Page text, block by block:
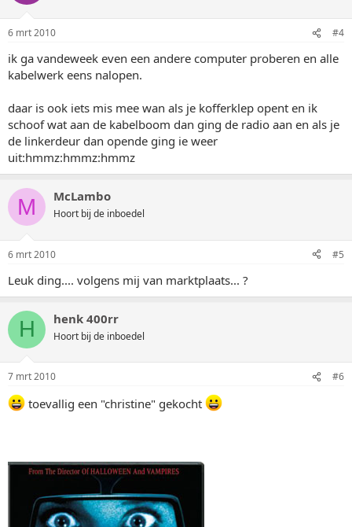
6 mrt 2010 #4
ik ga vandeweek even een andere computer proberen en alle
kabelwerk eens nalopen.
daar is ook iets mis mee wan als je kofferklep opent en ik
schoof wat aan de kabelboom dan ging de radio aan en als je
de linkerdeur dan opende ging ie weer
uit:hmmz:hmmz:hmmz
M McLambo
Hoort bij de inboedel
6 mrt 2010 #5
Leuk ding.... volgens mij van marktplaats... ?
H henk 400rr
Hoort bij de inboedel
7 mrt 2010 #6
toevallig een "christine" gekocht